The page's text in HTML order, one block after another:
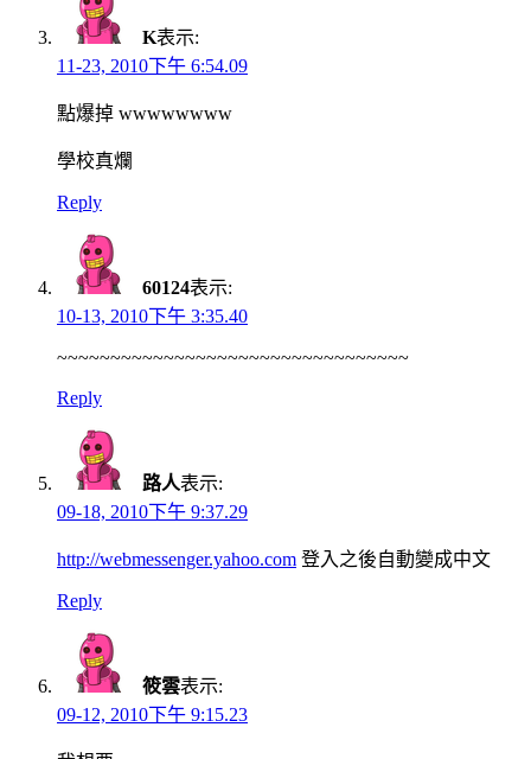
K表示:
11-23, 2010下午 6:54.09
點爆掉 wwwwwwww
學校真爛
Reply
60124表示:
10-13, 2010下午 3:35.40
~~~~~~~~~~~~~~~~~~~~~~~~~~~~~~~~~
Reply
路人表示:
09-18, 2010下午 9:37.29
http://webmessenger.yahoo.com 登入之後自動變成中文
Reply
筱雲表示:
09-12, 2010下午 9:15.23